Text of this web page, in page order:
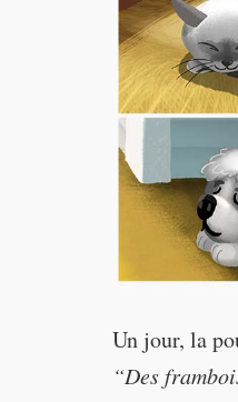
Un jour, la
“Des